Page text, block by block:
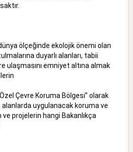
ölçeğinde ekolojik önemi olan
duyarlı alanları, tabii
ulaşmasını emniyet altına almak
Çevre Koruma Bölgesi” olarak
uygulanacak koruma ve
ve projelerin hangi Bakanlıkça